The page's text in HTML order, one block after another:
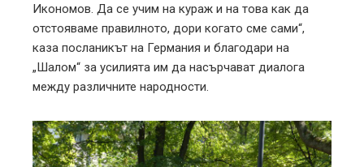
Икономов. Да се учим на кураж и на това как да
отстояваме правилното, дори когато сме сами“,
каза посланикът на Германия и благодари на
„Шалом“ за усилията им да насърчават диалога
между различните народности.